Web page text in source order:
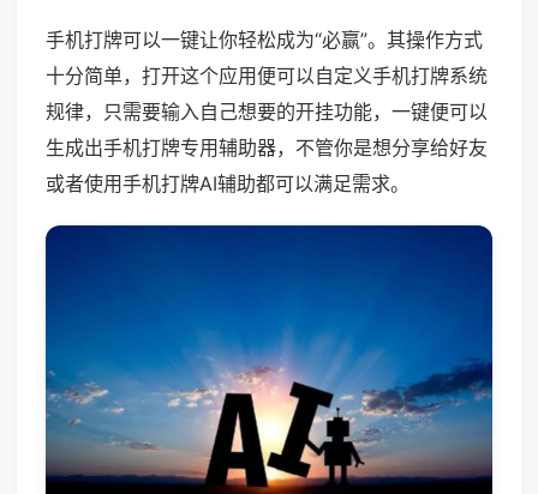
手机打牌可以一键让你轻松成为“必赢”。其操作方式
十分简单，打开这个应用便可以自定义手机打牌系统
规律，只需要输入自己想要的开挂功能，一键便可以
生成出手机打牌专用辅助器，不管你是想分享给好友
或者使用手机打牌AI辅助都可以满足需求。